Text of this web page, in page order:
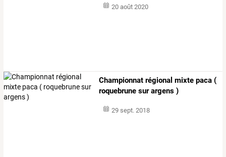
20 août 2020
Championnat régional mixte paca (
roquebrune sur argens )
29 sept. 2018